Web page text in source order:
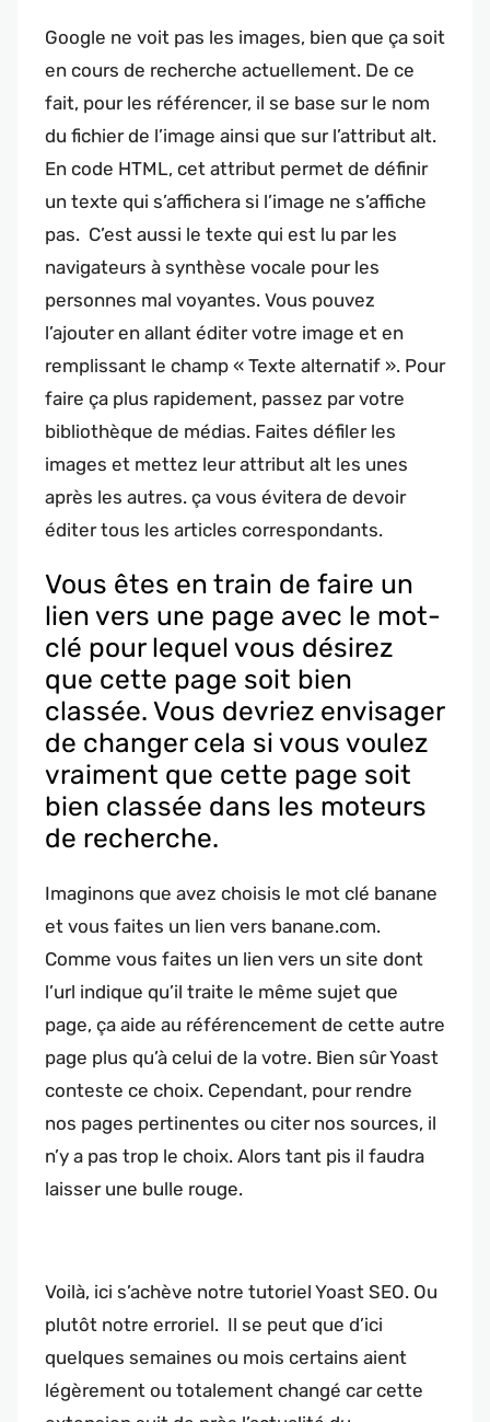
Google ne voit pas les images, bien que ça soit
en cours de recherche actuellement. De ce
fait, pour les référencer, il se base sur le nom
du fichier de l’image ainsi que sur l’attribut alt.
En code HTML, cet attribut permet de définir
un texte qui s’affichera si l’image ne s’affiche
pas. C’est aussi le texte qui est lu par les
navigateurs à synthèse vocale pour les
personnes mal voyantes. Vous pouvez
l’ajouter en allant éditer votre image et en
remplissant le champ « Texte alternatif ». Pour
faire ça plus rapidement, passez par votre
bibliothèque de médias. Faites défiler les
images et mettez leur attribut alt les unes
après les autres. ça vous évitera de devoir
éditer tous les articles correspondants.
Vous êtes en train de faire un
lien vers une page avec le mot-
clé pour lequel vous désirez
que cette page soit bien
classée. Vous devriez envisager
de changer cela si vous voulez
vraiment que cette page soit
bien classée dans les moteurs
de recherche.
Imaginons que avez choisis le mot clé banane
et vous faites un lien vers banane.com.
Comme vous faites un lien vers un site dont
l’url indique qu’il traite le même sujet que
page, ça aide au référencement de cette autre
page plus qu’à celui de la votre. Bien sûr Yoast
conteste ce choix. Cependant, pour rendre
nos pages pertinentes ou citer nos sources, il
n’y a pas trop le choix. Alors tant pis il faudra
laisser une bulle rouge.
Voilà, ici s’achève notre tutoriel Yoast SEO. Ou
plutôt notre erroriel. Il se peut que d’ici
quelques semaines ou mois certains aient
légèrement ou totalement changé car cette